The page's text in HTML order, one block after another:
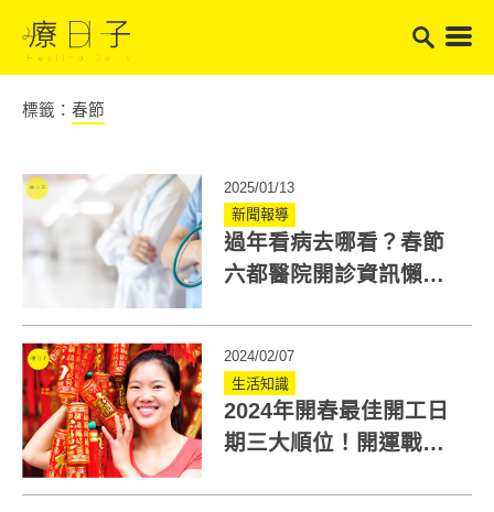
標籤： 春節
2025/01/13
新聞報導
過年看病去哪看？春節
六都醫院開診資訊懶人
2024/02/07
生活知識
2024年開春最佳開工日
期三大順位！開運戰